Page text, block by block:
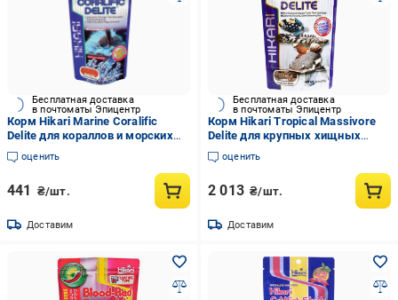
Бесплатная доставка
в почтоматы Эпицентр
Корм Hikari Marine Coralific
Delite для кораллов и морских
беспозвоночных ультрамелкий
плавающе-тонучий 35 г (25403)
оценить
441 ₴/шт.
Доставим
Бесплатная доставка
в почтоматы Эпицентр
Корм Hikari Tropical Massivore
Delite для крупных хищных
донных рыб 20+ см таблетки
~10 мм 380 г тонущий (22036)
оценить
2 013 ₴/шт.
Доставим